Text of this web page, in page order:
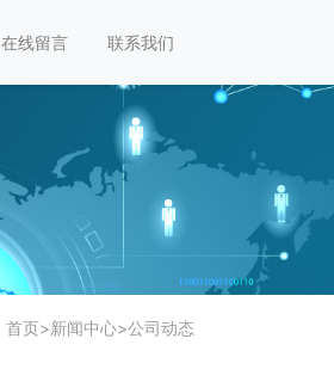
在线留言 联系我们
首页>新闻中心>公司动态